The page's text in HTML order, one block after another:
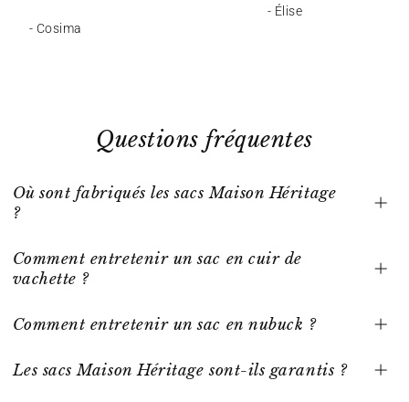
- Cosima
- Élise
Questions fréquentes
Où sont fabriqués les sacs Maison Héritage
?
Comment entretenir un sac en cuir de
vachette ?
Comment entretenir un sac en nubuck ?
Les sacs Maison Héritage sont-ils garantis ?